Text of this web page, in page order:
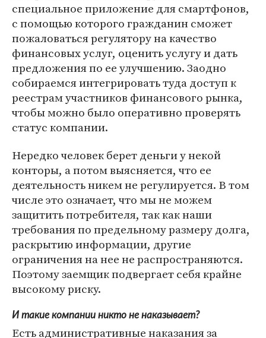
специальное приложение для смартфонов,
с помощью которого гражданин сможет
пожаловаться регулятору на качество
финансовых услуг, оценить услугу и дать
предложения по ее улучшению. Заодно
собираемся интегрировать туда доступ к
реестрам участников финансового рынка,
чтобы можно было оперативно проверять
статус компании.
Нередко человек берет деньги у некой
конторы, а потом выясняется, что ее
деятельность никем не регулируется. В том
числе это означает, что мы не можем
защитить потребителя, так как наши
требования по предельному размеру долга,
раскрытию информации, другие
ограничения на нее не распространяются.
Поэтому заемщик подвергает себя крайне
высокому риску.
И такие компании никто не наказывает?
Есть административные наказания за